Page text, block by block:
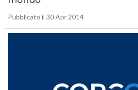
Pubblicato il 30 Apr 2014